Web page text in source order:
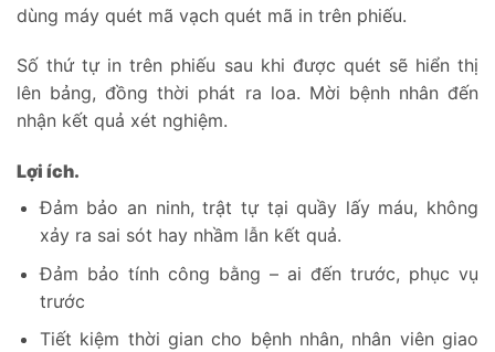
dùng máy quét mã vạch quét mã in trên phiếu.
Số thứ tự in trên phiếu sau khi được quét sẽ hiển thị
lên bảng, đồng thời phát ra loa. Mời bệnh nhân đến
nhận kết quả xét nghiệm.
Lợi ích.
Đảm bảo an ninh, trật tự tại quầy lấy máu, không
xảy ra sai sót hay nhầm lẫn kết quả.
Đảm bảo tính công bằng – ai đến trước, phục vụ
trước
Tiết kiệm thời gian cho bệnh nhân, nhân viên giao